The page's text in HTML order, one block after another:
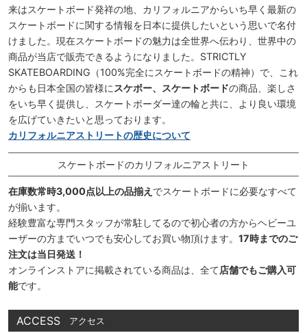
来はスケートボード発祥の地、カリフォルニアからいち早く最新の
スケートボードに関する情報を日本に提供したいという思いで名付
けました。現在スケートボードの魅力は全世界へ伝わり、世界中の
商品が当店で販売できるようになりました。STRICTLY
SKATEBOARDING（100%完全にスケートボードの精神）で、これ
からも日本全国の皆様に スケボー、スケートボードの商品、楽しさ
をいち早く提供し、スケートボーダー達の輪と共に、より良い環境
を広げていきたいと思っております。
カリフォルニアストリートの歴史について
スケートボードのカリフォルニアストリート
在庫数常時3,000点以上の品揃え でスケートボードに必要なすべて
が揃います。
経験豊富な専門スタッフが常駐してるので初心者の方からヘビーユ
ーザーの方までいつでも安心してお買い物頂けます。 17時までのご
注文は当日発送！
オンラインストアに掲載されている商品は、全て店舗でもご購入可
能です。
ACCESS アクセス